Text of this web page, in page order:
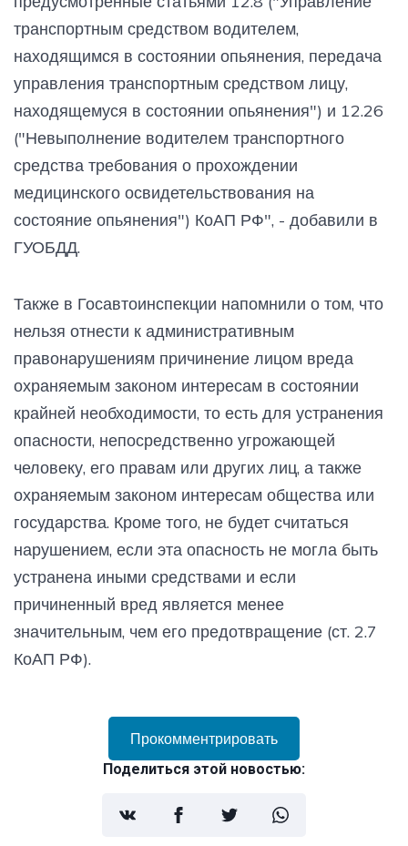
транспортным средством водителем,
находящимся в состоянии опьянения, передача
управления транспортным средством лицу,
находящемуся в состоянии опьянения") и 12.26
("Невыполнение водителем транспортного
средства требования о прохождении
медицинского освидетельствования на
состояние опьянения") КоАП РФ", - добавили в
ГУОБДД.
Также в Госавтоинспекции напомнили о том, что
нельзя отнести к административным
правонарушениям причинение лицом вреда
охраняемым законом интересам в состоянии
крайней необходимости, то есть для устранения
опасности, непосредственно угрожающей
человеку, его правам или других лиц, а также
охраняемым законом интересам общества или
государства. Кроме того, не будет считаться
нарушением, если эта опасность не могла быть
устранена иными средствами и если
причиненный вред является менее
значительным, чем его предотвращение (ст. 2.7
КоАП РФ).
Прокомментрировать
Поделиться этой новостью: